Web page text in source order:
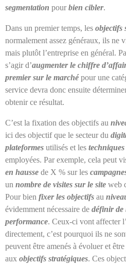
segmentation pourbien cibler.
Dans un premier temps, les objectifs
normalement assez généraux, ils ne
mais plutôt l’entreprise en général.
s’agir d’augmenter le chiffre
premier sur le marchépour une
service devra donc ensuite
obtenir ce résultat.
C’est la fixation des objectifs au
ici des objectif que le secteur du
plateformes utilisés et les
employées. Par exemple, cela peut
en hausse de X % sur les
un nombre de visites sur le site web
Pour bien fixer les objectifs au
évidemment nécessaire de définir de
performance. Ceux-ci vont affecter
directement, c’est pourquoi ils ne
peuvent être amenés à évoluer et
aux objectifs stratégiques. Ces